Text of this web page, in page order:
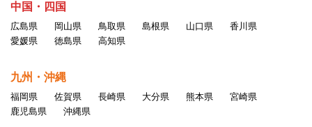
中国・四国
広島県 岡山県 鳥取県 島根県 山口県
香川県
愛媛県
徳島県 高知県
九州・沖縄
福岡県 佐賀県 長崎県 大分県 熊本県
宮崎県
鹿児島県
沖縄県